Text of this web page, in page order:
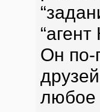
Он по-
любое